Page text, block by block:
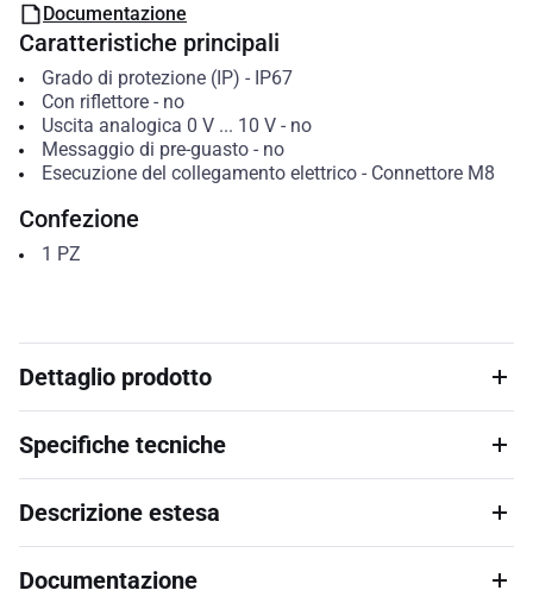
Documentazione
Caratteristiche principali
Grado di protezione (IP) - IP67
Con riflettore- no
Uscita analogica 0 V ... 10 V- no
Messaggio di pre-guasto- no
Esecuzione del collegamento elettrico- Connettore M8
Confezione
1 PZ
Dettaglio prodotto
Specifiche tecniche
Descrizione estesa
Documentazione